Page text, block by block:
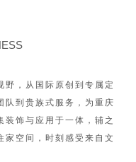
野，从国际原创到专属定
队到贵族式服务，为重庆
饰与应用于一体，辅之
家空间，时刻感受来自文